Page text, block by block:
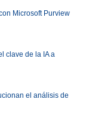
Microsoft Purview
clave de la IA a
el análisis de